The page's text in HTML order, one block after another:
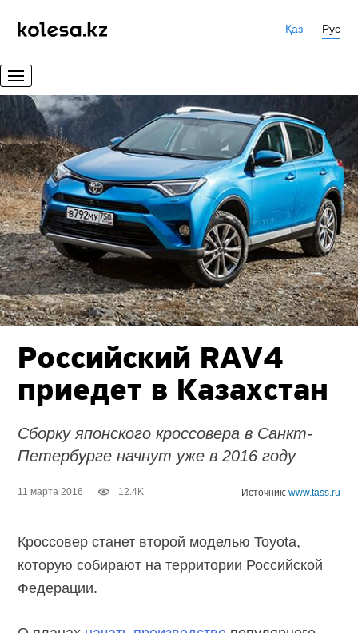
Қаз Рус
Российский RAV4
приедет в Казахстан
Сборку японского кроссовера в Санкт-
Петербурге начнут уже в 2016 году
11 марта 2016 12.4K Источник: www.tass.ru
Кроссовер станет второй моделью Toyota,
которую собирают на территории Российской
Федерации.